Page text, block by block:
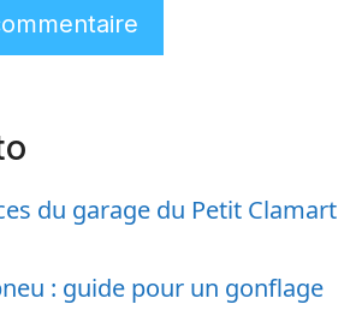
du garage du Petit Clamart
: guide pour un gonflage